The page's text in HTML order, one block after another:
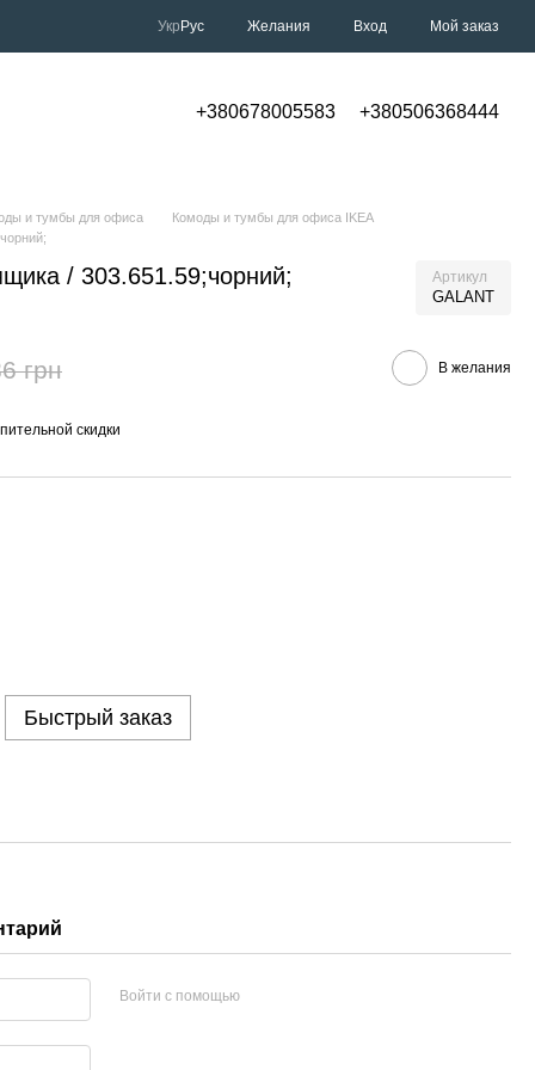
Укр Рус Желания Вход Мой заказ
+380678005583 +380506368444
и тумбы для офиса
Комоды и тумбы для офиса IKEA
/ 303.651.59;чорний; Артикул
GALANT
грн В желания
скидки
Быстрый заказ
Войти с помощью